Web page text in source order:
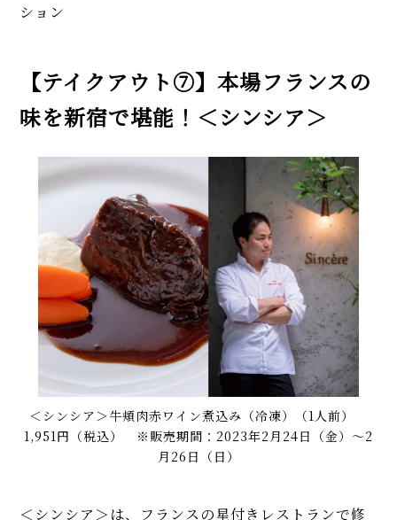
ション
【テイクアウト⑦】本場フランスの
味を新宿で堪能！＜シンシア＞
＜シンシア＞牛頬肉赤ワイン煮込み（冷凍）（1人前）
1,951円（税込） ※販売期間：2023年2月24日（金）〜2
月26日（日）
＜シンシア＞は、フランスの星付きレストランで修